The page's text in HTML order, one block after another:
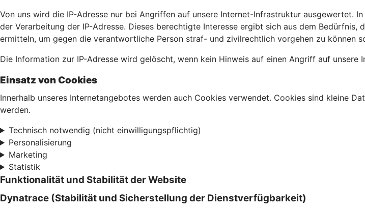
Von uns wird die IP-Adresse nur bei Angriffen auf unsere Internet-Infrastruktur ausgewertet.
der Verarbeitung der IP-Adresse. Dieses berechtigte Interesse ergibt sich aus dem
ermitteln, um gegen die verantwortliche Person straf- und zivilrechtlich vorgehen zu können
Die Information zur IP-Adresse wird gelöscht, wenn kein Hinweis auf einen Angriff auf
Einsatz von Cookies
Innerhalb unseres Internetangebotes werden auch Cookies verwendet. Cookies sind kleine
werden.
Technisch notwendig (nicht einwilligungspflichtig)
Personalisierung
Marketing
Statistik
Funktionalität und Stabilität der Website
Dynatrace (Stabilität und Sicherstellung der Dienstverfügbarkeit)